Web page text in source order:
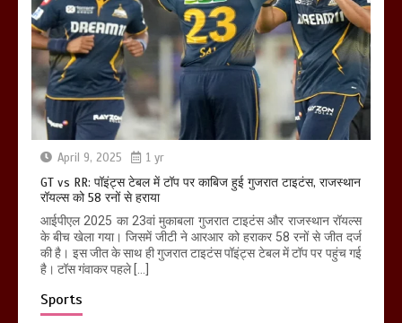
April 9, 2025 1 yr
GT vs RR: पॉइंट्स टेबल में टॉप पर काबिज हुई गुजरात टाइटंस, राजस्थान
रॉयल्स को 58 रनों से हराया
आईपीएल 2025 का 23वां मुकाबला गुजरात टाइटंस और राजस्थान रॉयल्स
के बीच खेला गया। जिसमें जीटी ने आरआर को हराकर 58 रनों से जीत दर्ज
की है। इस जीत के साथ ही गुजरात टाइटंस पॉइंट्स टेबल में टॉप पर पहुंच गई
है। टॉस गंवाकर पहले […]
Sports